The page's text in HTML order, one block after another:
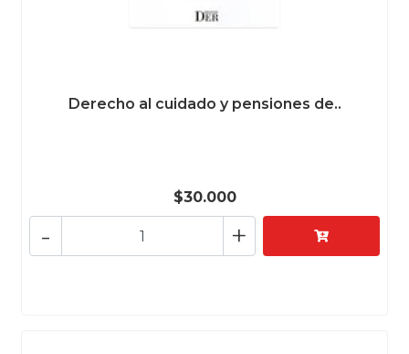
Derecho al cuidado y pensiones de..
$30.000
+
-